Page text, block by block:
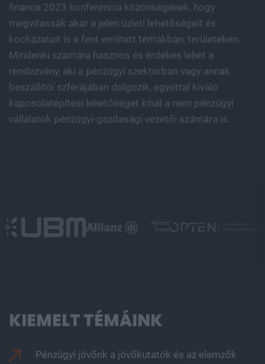
finance 2023 konferencia közönségének, hogy
megvitassák akár a jelen üzleti lehetőségeit és
kockázatait is a fent említett témákban, területeken.
Mindenki számára hasznos és érdekes lehet a
rendezvény, aki a pénzügyi szektorban vagy annak
beszállítói szférájában dolgozik, egyúttal kiváló
kapcsolatépítési lehetőséget kínál a nem pénzügyi
vállalatok pénzügyi-gazdasági vezetői számára is.
KIEMELT TÉMÁINK
Pénzügyi jövőnk a jövőkutatók és az elemzők